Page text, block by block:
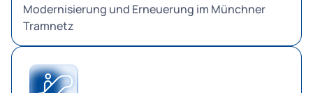
Modernisierung und Erneuerung im Münchner
Tramnetz